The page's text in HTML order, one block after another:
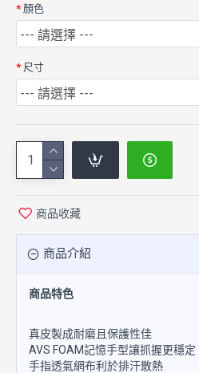
顏色
尺寸
商品收藏
商品介紹
商品特色
真皮製成耐磨且保護性佳
AVS FOAM記憶手型讓抓握更穩定
手指透氣網布利於排汗散熱